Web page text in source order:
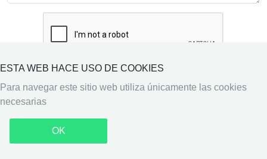
Enviar
Copyright © 2026 Mil Antigüedades
Términos y condiciones
ESTA WEB HACE USO DE COOKIES
Para navegar este sitio web utiliza únicamente las cookies
necesarias
OK